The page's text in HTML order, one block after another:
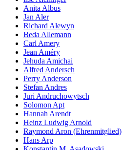
Anita Albus
Jan Aler
Richard Alewyn
Beda Allemann
Carl Amery
Jean Améry
Jehuda Amichai
Alfred Andersch
Perry Anderson
Stefan Andres
Juri Andruchowytsch
Solomon Apt
Hannah Arendt
Heinz Ludwig Arnold
Raymond Aron (Ehrenmitglied)
Hans Arp